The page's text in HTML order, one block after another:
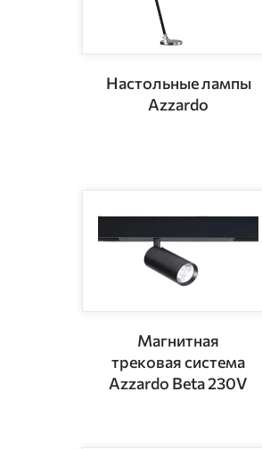
Настольные лампы
Azzardo
Магнитная
трековая система
Azzardo Beta 230V